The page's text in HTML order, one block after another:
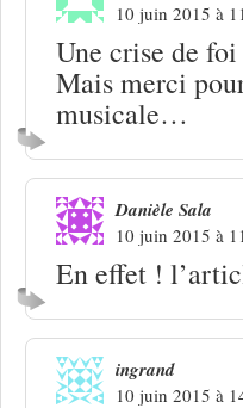
10 juin 2015 à
Une crise de
Mais merci
musicale…
Danièle Sala
10 juin 2015 à
En effet !
ingrand
10 juin 2015 à